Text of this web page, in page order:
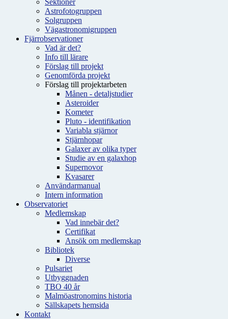
Sektioner
Astrofotogruppen
Solgruppen
Vägastronomigruppen
Fjärrobservationer
Vad är det?
Info till lärare
Förslag till projekt
Genomförda projekt
Förslag till projektarbeten
Månen - detaljstudier
Asteroider
Kometer
Pluto - identifikation
Variabla stjärnor
Stjärnhopar
Galaxer av olika typer
Studie av en galaxhop
Supernovor
Kvasarer
Användarmanual
Intern information
Observatoriet
Medlemskap
Vad innebär det?
Certifikat
Ansök om medlemskap
Bibliotek
Diverse
Pulsariet
Utbyggnaden
TBO 40 år
Malmöastronomins historia
Sällskapets hemsida
Kontakt